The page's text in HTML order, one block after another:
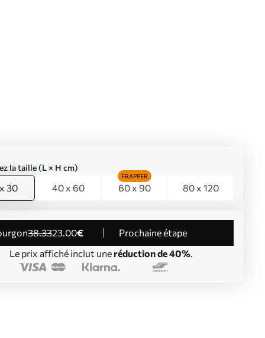
la taille (L × H cm)
30 40 x 60 60 x 90
FRAPPER
80 x 120
38.3323.00€
Prochaine étape
Le prix affiché inclut une réduction de 40%.